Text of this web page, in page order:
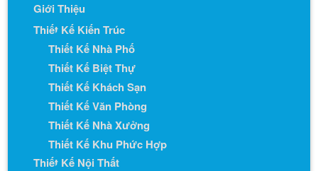
Giới Thiệu
Thiết Kế Kiến Trúc
Thiết Kế Nhà Phố
Thiết Kế Biệt Thự
Thiết Kế Khách Sạn
Thiết Kế Văn Phòng
Thiết Kế Nhà Xưởng
Thiết Kế Khu Phức Hợp
Thiết Kế Nội Thất